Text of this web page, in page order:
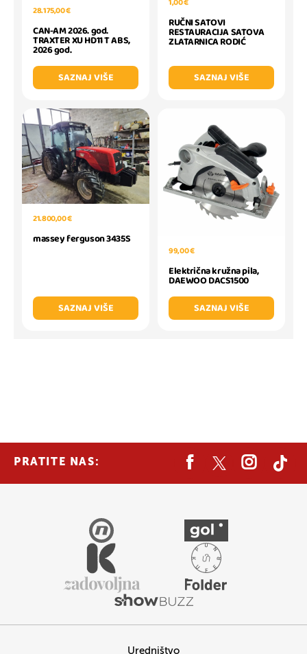
28.175,00 €
CAN-AM 2026. god.
TRAXTER XU HD11 T ABS,
2026 god.
SAZNAJ VIŠE
RUČNI SATOVI
RESTAURACIJA SATOVA
ZLATARNICA RODIĆ
SAZNAJ VIŠE
21.800,00 €
massey ferguson 3435S
SAZNAJ VIŠE
99,00 €
Električna kružna pila,
DAEWOO DACS1500
SAZNAJ VIŠE
PRATITE NAS:
Uredništvo